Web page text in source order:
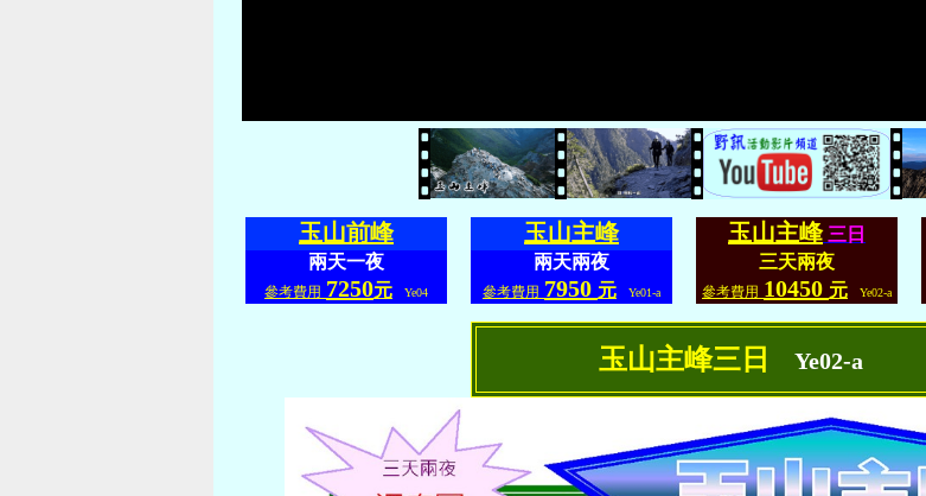
玉山前峰
兩天一夜
參考費用 7250元 Ye04
玉山主峰
兩天兩夜
參考費用 7950 元 Ye01-a
玉山主峰三日
三天兩夜
參考費用 10450 元 Ye02-a
玉山主峰三日 Ye02-a